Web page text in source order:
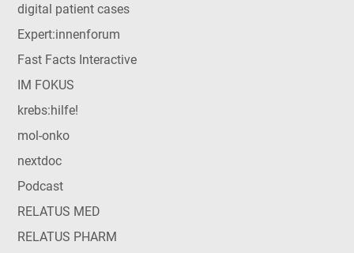
digital patient cases
Expert:innenforum
Fast Facts Interactive
IM FOKUS
krebs:hilfe!
mol-onko
nextdoc
Podcast
RELATUS MED
RELATUS PHARM